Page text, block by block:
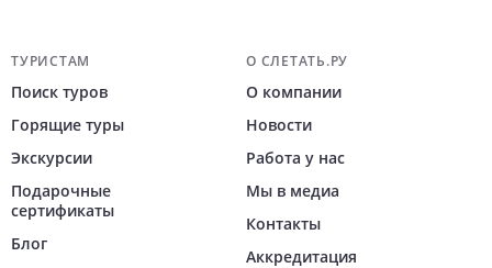
Навигация по сайту
ТУРИСТАМ
Поиск туров
Горящие туры
Экскурсии
Подарочные
сертификаты
Блог
О СЛЕТАТЬ.РУ
О компании
Новости
Работа у нас
Мы в медиа
Контакты
Аккредитация